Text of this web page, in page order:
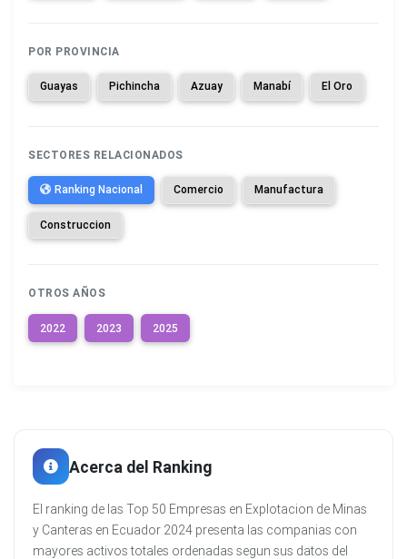
POR PROVINCIA
Guayas Pichincha Azuay Manabí El Oro
SECTORES RELACIONADOS
Ranking Nacional Comercio Manufactura
Construccion
OTROS AÑOS
2022 2023 2025
Acerca del Ranking
El ranking de las Top 50 Empresas en Explotacion de Minas
y Canteras en Ecuador 2024 presenta las companias con
mayores activos totales ordenadas segun sus datos del